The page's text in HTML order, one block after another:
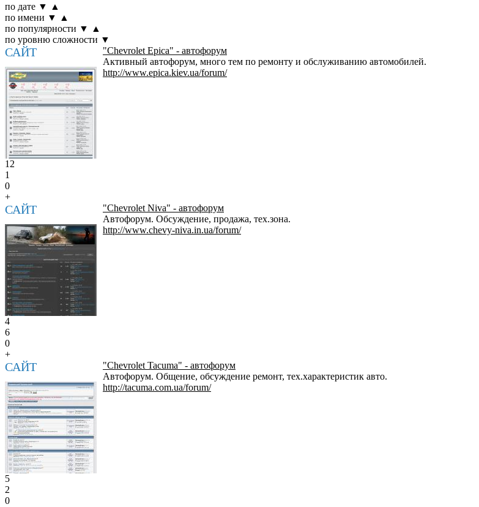
по дате ▼
▲
по имени ▼
▲
по популярности ▼
▲
по уровню сложности ▼
САЙТ
"Chevrolet Epica" - автофорум
Активный автофорум, много тем по ремонту и обслуживанию автомобилей.
http://www.epica.kiev.ua/forum/
12
1
0
+
САЙТ
"Chevrolet Niva" - автофорум
Автофорум. Обсуждение, продажа, тех.зона.
http://www.chevy-niva.in.ua/forum/
4
6
0
+
САЙТ
"Chevrolet Tacuma" - автофорум
Автофорум. Общение, обсуждение ремонт, тех.характеристик авто.
http://tacuma.com.ua/forum/
5
2
0